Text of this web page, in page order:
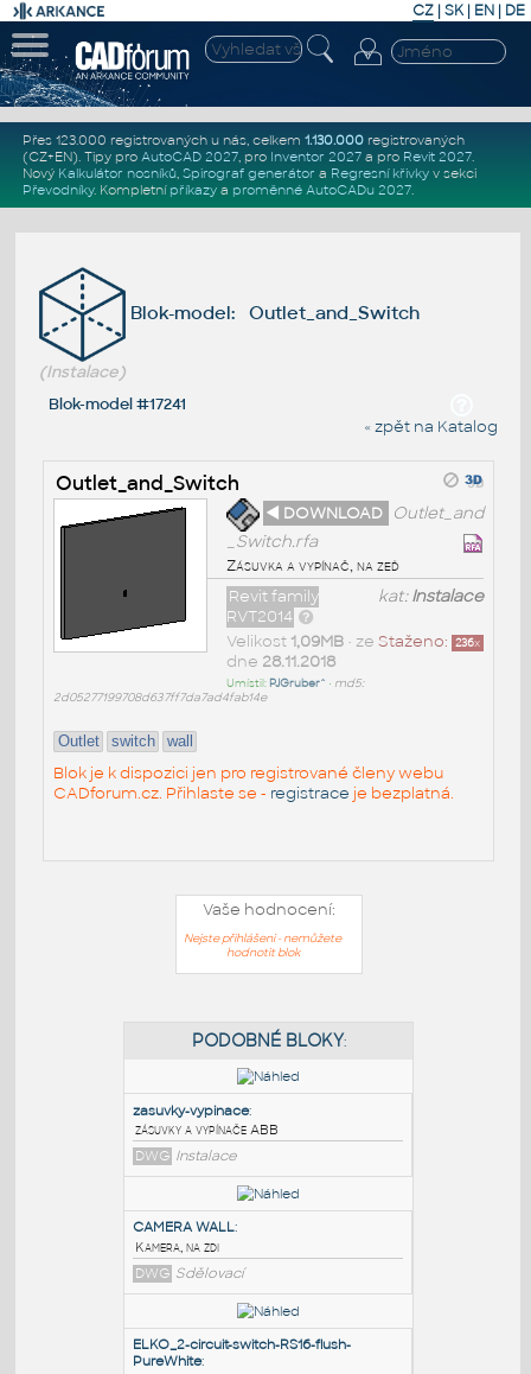
CZ | SK| EN | DE
Přes 123.000 registrovaných u nás, celkem 1.130.000registrovaných
(CZ+EN). Tipy pro AutoCAD 2027, pro Inventor 2027a pro Revit 2027.
Nový Kalkulátor nosníků, Spirograf generátor a Regresní křivkyv sekci
Převodníky. Kompletní příkazya proměnné AutoCADu 2027.
Blok-model: Outlet_and_Switch
(Instalace)
Blok-model #17241
« zpět na Katalog
Outlet_and_Switch
◄ DOWNLOAD Outlet_and
_Switch.rfa
Zásuvka a vypínač, na zeď
kat:Instalace
Revit family
RVT2014
Staženo: 236x
Velikost 1,09MB• ze
dne 28.11.2018
Umístil: PJGruber^ • md5:
2d05277199708d637ff7da7ad4fab14e
Outlet switch wall
Blok je k dispozici jen pro registrované členy webu
CADforum.cz. Přihlaste se - registrace je bezplatná.
Vaše hodnocení:
Nejste přihlášeni - nemůžete
hodnotit blok
PODOBNÉ BLOKY
zasuvky-vypinace:
zásuvky a vypínače ABB
DWG